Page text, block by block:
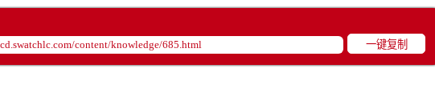
江南大街欧米茄售后服务中心（需提前预约）
欧米茄售后服务中心（需提前预约）
一键复制